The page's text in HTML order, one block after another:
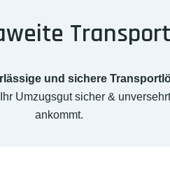
und sichere
Umzugsgut sicher &
ankommt.